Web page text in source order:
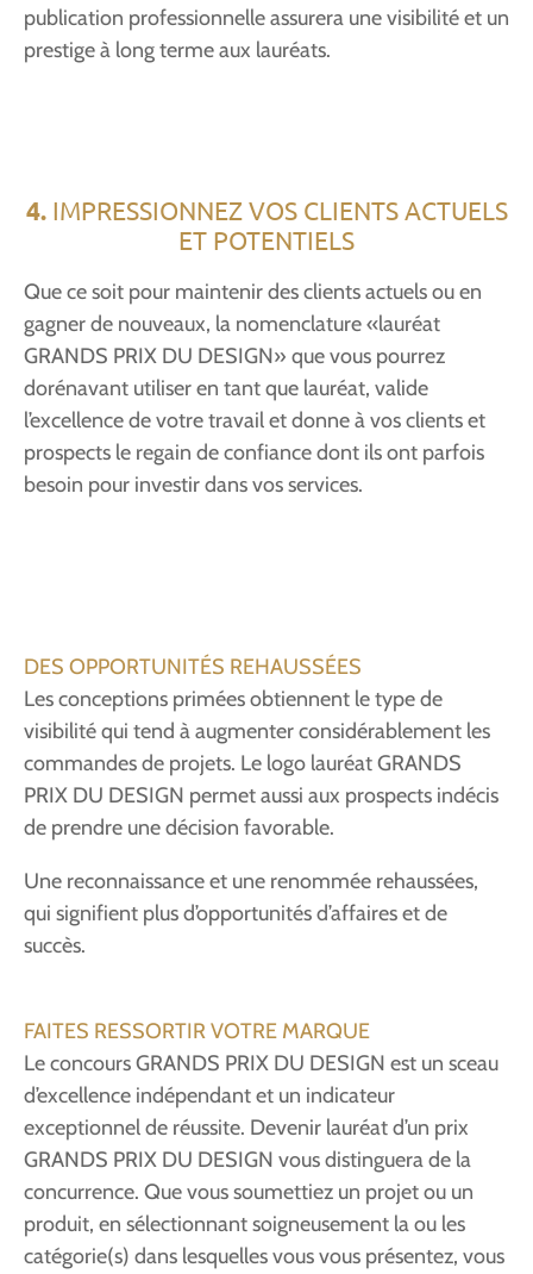
publication professionnelle assurera une visibilité et un
prestige à long terme aux lauréats.
4.IMPRESSIONNEZ VOS CLIENTS ACTUELS
ET POTENTIELS
Que ce soit pour maintenir des clients actuels ou en
gagner de nouveaux, la nomenclature «lauréat
GRANDS PRIX DU DESIGN» que vous pourrez
dorénavant utiliser en tant que lauréat, valide
l’excellence de votre travail et donne à vos clients et
prospects le regain de confiance dont ils ont parfois
besoin pour investir dans vos services.
DES OPPORTUNITÉS REHAUSSÉES
Les conceptions primées obtiennent le type de
visibilité qui tend à augmenter considérablement les
commandes de projets. Le logo lauréat GRANDS
PRIX DU DESIGN permet aussi aux prospects indécis
de prendre une décision favorable.
Une reconnaissance et une renommée rehaussées,
qui signifient plus d’opportunités d’affaires et de
succès.
FAITES RESSORTIR VOTRE MARQUE
Le concours GRANDS PRIX DU DESIGN est un sceau
d’excellence indépendant et un indicateur
exceptionnel de réussite. Devenir lauréat d’un prix
GRANDS PRIX DU DESIGN vous distinguera de la
concurrence. Que vous soumettiez un projet ou un
produit, en sélectionnant soigneusement la ou les
catégorie(s) dans lesquelles vous vous présentez, vous